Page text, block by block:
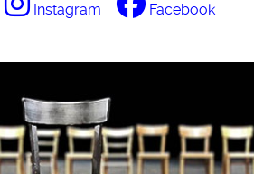
Instagram Facebook